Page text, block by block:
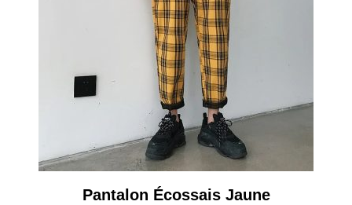
Pantalon Écossais Jaune